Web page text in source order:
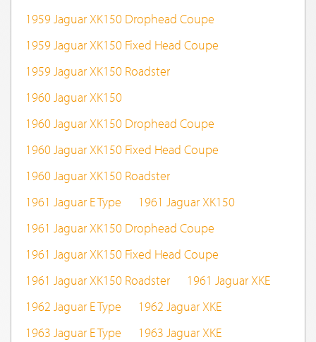
1959 Jaguar XK150 Drophead Coupe
1959 Jaguar XK150 Fixed Head Coupe
1959 Jaguar XK150 Roadster
1960 Jaguar XK150
1960 Jaguar XK150 Drophead Coupe
1960 Jaguar XK150 Fixed Head Coupe
1960 Jaguar XK150 Roadster
1961 Jaguar E Type
1961 Jaguar XK150
1961 Jaguar XK150 Drophead Coupe
1961 Jaguar XK150 Fixed Head Coupe
1961 Jaguar XK150 Roadster
1961 Jaguar XKE
1962 Jaguar E Type
1962 Jaguar XKE
1963 Jaguar E Type
1963 Jaguar XKE